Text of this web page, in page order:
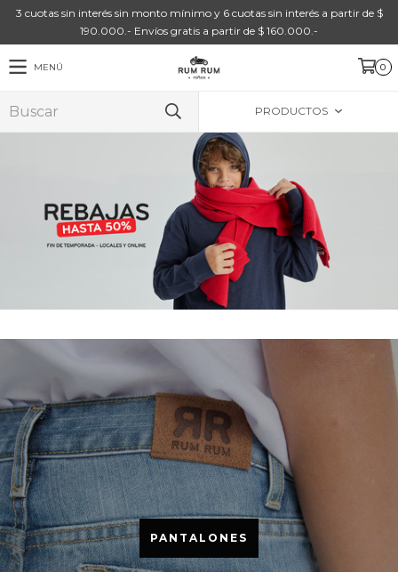
3 cuotas sin interés sin monto mínimo y 6 cuotas sin interés a partir de $
190.000.- Envíos gratis a partir de $ 160.000.-
MENÚ 0
PRODUCTOS
PANTALONES